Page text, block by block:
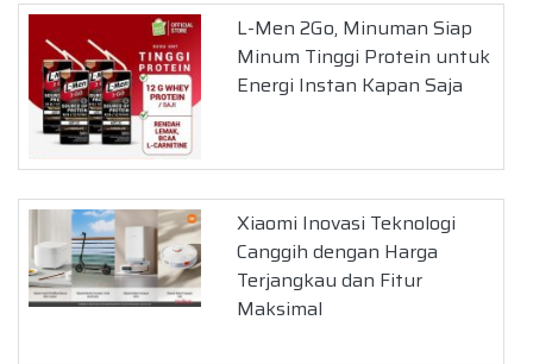
L-Men 2Go, Minuman Siap
Minum Tinggi Protein untuk
Energi Instan Kapan Saja
Xiaomi Inovasi Teknologi
Canggih dengan Harga
Terjangkau dan Fitur
Maksimal